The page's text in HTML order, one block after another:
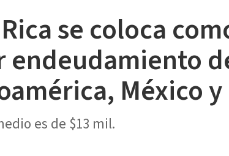
se coloca
endeudamiento
México
es de $13 mil.